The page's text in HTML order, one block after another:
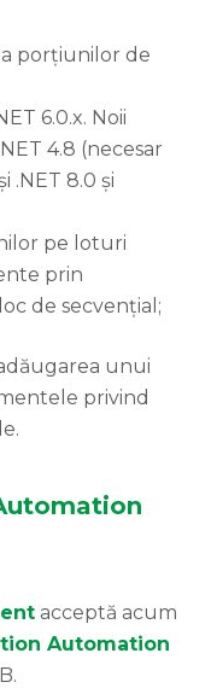
porțiunilor de
6.0.x. Noii
4.8 (necesar
.NET 8.0 și
pe loturi
prin
de secvențial;
unui
privind
acceptă acum
Automation